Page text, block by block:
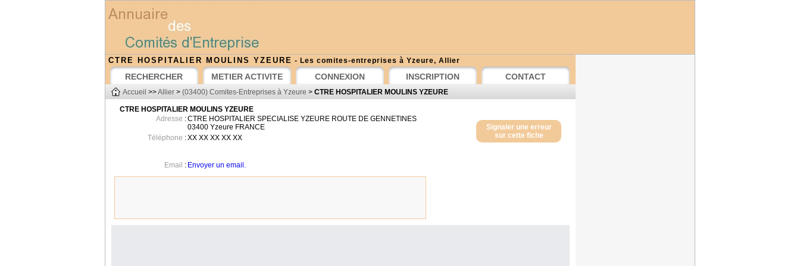
CTRE HOSPITALIER MOULINS YZEURE - Les comites-entreprises à Yzeure, Allier
RECHERCHER METIER ACTIVITE CONNEXION INSCRIPTION CONTACT
Accueil >>Allier > (03400) Comites-Entreprises à Yzeure > CTRE HOSPITALIER MOULINS YZEURE
CTRE HOSPITALIER MOULINS YZEURE
Signaler une erreur
sur cette fiche
Adresse :CTRE HOSPITALIER SPECIALISE YZEURE ROUTE DE GENNETINES
03400 Yzeure FRANCE
Téléphone :XX XX XX XX XX
Email : Envoyer un email.